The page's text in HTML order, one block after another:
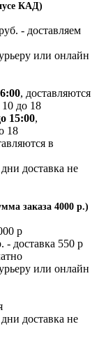
КАД)
- доставляем
или онлайн
, доставляются
до 18
15:00,
18
в
доставка не
заказа 4000 р.)
р
- доставка 550 р
или онлайн
доставка не